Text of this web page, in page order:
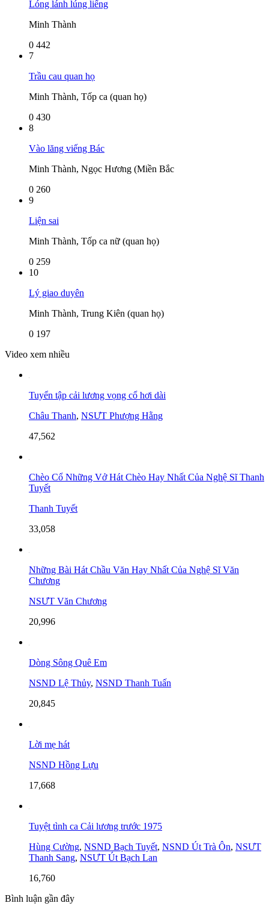
Lóng lánh lúng liếng
Minh Thành
0 442
7
Trầu cau quan họ
Minh Thành, Tốp ca (quan họ)
0 430
8
Vào lăng viếng Bác
Minh Thành, Ngọc Hương (Miền Bắc
0 260
9
Liện sai
Minh Thành, Tốp ca nữ (quan họ)
0 259
10
Lý giao duyên
Minh Thành, Trung Kiên (quan họ)
0 197
Video xem nhiều
Tuyển tập cải lương vọng cổ hơi dài
Châu Thanh, NSƯT Phượng Hằng
47,562
Chèo Cổ Những Vở Hát Chèo Hay Nhất Của Nghệ Sĩ Thanh
Tuyết
Thanh Tuyết
33,058
Những Bài Hát Chầu Văn Hay Nhất Của Nghệ Sĩ Văn
Chương
NSƯT Văn Chương
20,996
Dòng Sông Quê Em
NSND Lệ Thủy, NSND Thanh Tuấn
20,845
Lời mẹ hát
NSND Hồng Lựu
17,668
Tuyệt tình ca Cải lương trước 1975
Hùng Cường, NSND Bạch Tuyết, NSND Út Trà Ôn, NSƯT
Thanh Sang, NSƯT Út Bạch Lan
16,760
Bình luận gần đây